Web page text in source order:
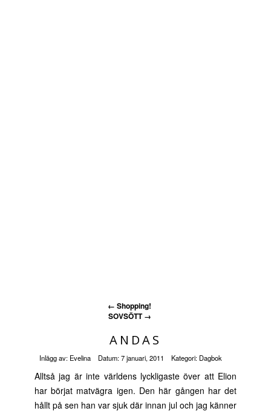
← Shopping!
SOVSÖTT→
ANDAS
Inlägg av: Evelina Datum:7 januari, 2011 Kategori: Dagbok
Alltså jag är inte världens lyckligaste över att Elion
har börjat matvägra igen. Den här gången har det
hållt på sen han var sjuk där innan jul och jag känner